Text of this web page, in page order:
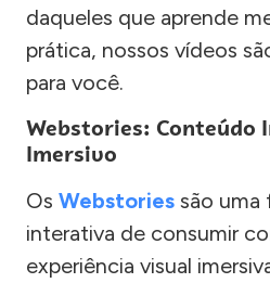
daqueles que aprende
prática, nossos vídeos
para você.
Webstories: Conteúdo
Imersivo
Os Webstories são uma
interativa de consumir
experiência visual